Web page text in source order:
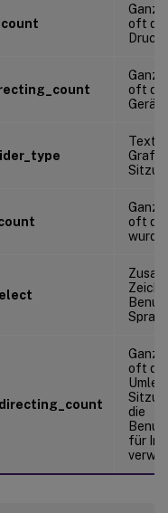
oft die
oft die
Gerät
oft
wurde
oft
die
für In-